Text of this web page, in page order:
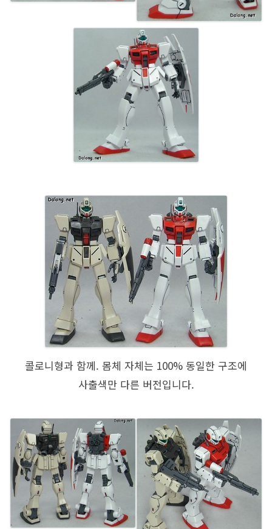
콜로니형과 함께. 몸체 자체는 100% 동일한 구조에
사출색만 다른 버전입니다.